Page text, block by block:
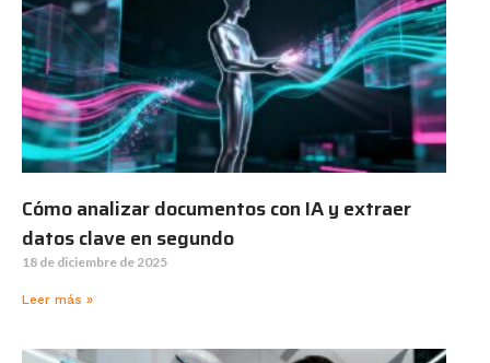
Cómo analizar documentos con IA y extraer
datos clave en segundo
18 de diciembre de 2025
Leer más »